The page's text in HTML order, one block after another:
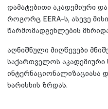
დამატებითი აკადემიური
როგორც EERA-ს, ასევე
წარმომადგენლების
აღნიშნული მიღწევები
საქართველოს აკადემიური
ინტერნაციონალიზაციასა
ხარისხის ზრდას.